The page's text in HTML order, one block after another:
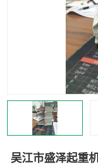
吴江市盛泽起重
叉车工培训学校
学叉车培训技巧
叉车培训中心
叉车司机培训
行车起重机培训